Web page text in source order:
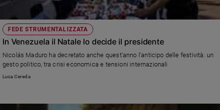
FEDE STRUMENTALIZZATA
In Venezuela il Natale lo decide il presidente
Nicolás Maduro ha decretato anche quest'anno l'anticipo delle festività: un
gesto politico, tra crisi economica e tensioni internazionali
Luca Cereda